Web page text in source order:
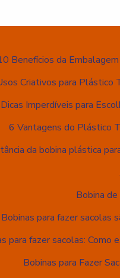
Benefícios da
Criativos para Plástico
Imperdíveis para
6 Vantagens do Plástico
da bobina plástica
Bobina
Bobinas para fazer sacolas
para fazer sacolas: Como
Bobinas para Fazer